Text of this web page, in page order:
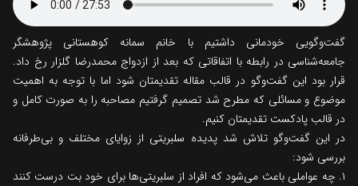
گفت‌وگویی خودمانی داشتیم با خانم سمانه کوهستانی پژوهشگر
جامعه‌شناسی در رابطه با اتفاقاتی که بعد از ازدواج محمدرضا گلزار رخ داد.
قرار بود این گفت‌وگو در قالب مقاله تقدیمتان شود اما با توجه به اهمیت
موضوع و مسائلی که مطرح شد تصمیم گرفتیم مصاحبه را به صورت کامل و
در قالب پادکست تقدیمتان کنیم.
در این گفت‌وگو تلاش شد پدیده سلبریتی از زوایای مختلف و بی‌طرفانه
بررسی شود:
۱. چه عواملی باعث می‌شود که افراد از سلبریتی‌ها برای خود بت درست کنند